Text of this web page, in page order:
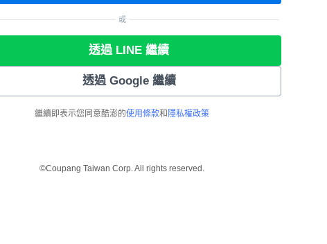
或
透過 LINE 繼續
透過 Google 繼續
繼續即表示您同意酷澎的使用條款和 隱私權政策
©Coupang Taiwan Corp. All rights reserved.